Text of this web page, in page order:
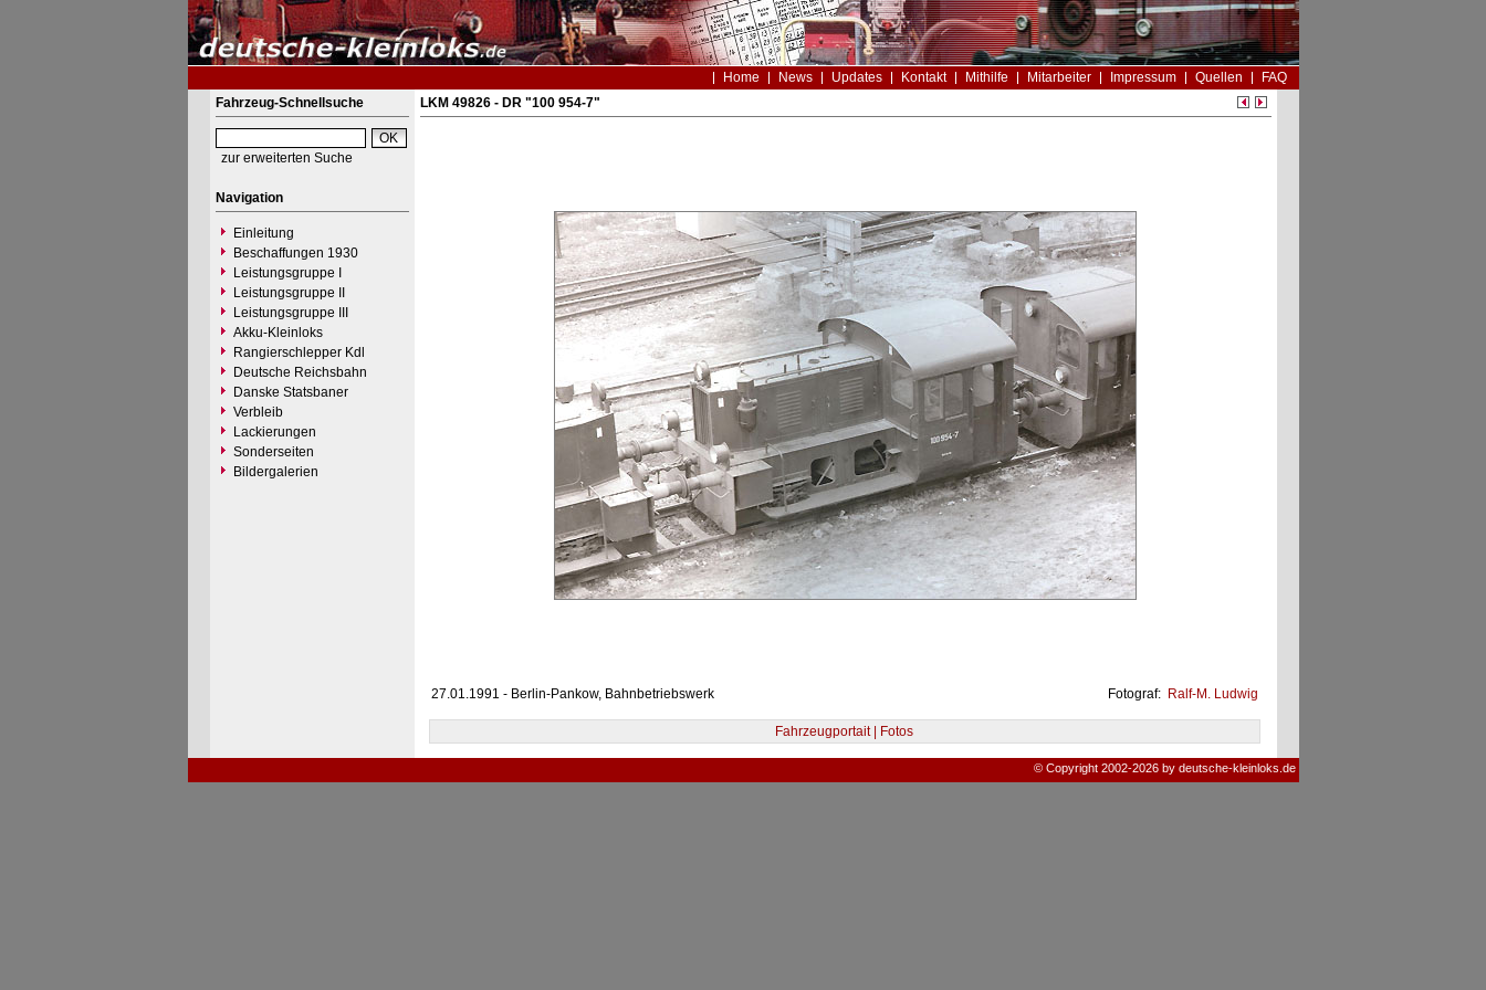
Home News Updates Kontakt Mithilfe Mitarbeiter Impressum Quellen
FAQ
Fahrzeug-Schnellsuche
zur erweiterten Suche
Navigation
Einleitung
Beschaffungen 1930
Leistungsgruppe I
Leistungsgruppe II
Leistungsgruppe III
Akku-Kleinloks
Rangierschlepper Kdl
Deutsche Reichsbahn
Danske Statsbaner
Verbleib
Lackierungen
Sonderseiten
Bildergalerien
LKM 49826 - DR "100 954-7"
27.01.1991 - Berlin-Pankow, Bahnbetriebswerk Fotograf: Ralf-M. Ludwig
Fahrzeugportait | Fotos
© Copyright 2002-2026 by deutsche-kleinloks.de